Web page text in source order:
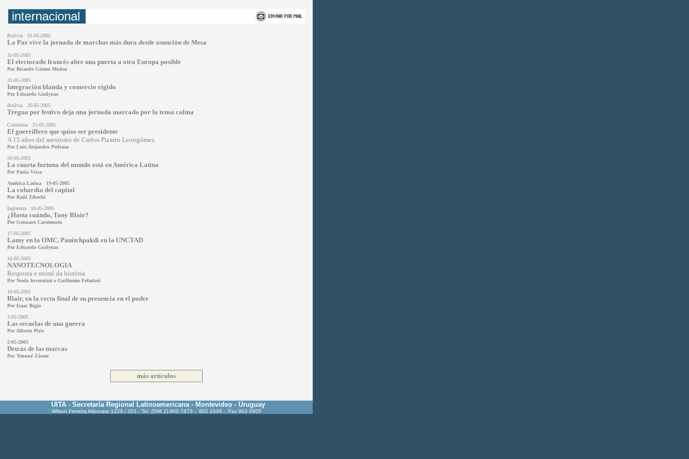
internacional
Bolivia 31-05-2005
La Paz vive la jornada de marchas más dura desde asunción de Mesa
31-05-2005
El electorado francés abre una puerta a otra Europa posible
Por Ricardo Gómez Muñoz
31-05-2005
Integración blanda y comercio rígido
Por Eduardo Gudynas
Bolivia 26-05-2005
Tregua por festivo deja una jornada marcada por la tensa calma
Colombia 25-05-2005
El guerrillero que quiso ser presidente
A 15 años del asesinato de Carlos Pizarro Leongómez
Por Luis Alejandro Pedraza
20-05-2005
La cuarta fortuna del mundo está en América Latina
PorPaola Visca
América Latina 19-05-2005
La cobardía del capital
PorRaúl Zibechi
Inglaterra 18-05-2005
¿Hasta cuándo, Tony Blair?
Por Gennaro Carotenuto
17-05-2005
Lamy en la OMC, Panitchpakdi en la UNCTAD
Por Eduardo Gudynas
16-05-2005
NANOTECNOLOGIA
Resposta e moral da história
Por Noela Invernizzi e Guillermo Foladori
10-05-2005
Blair, en la recta final de su presencia en el poder
PorIsaac Bigio
3-05-2005
Las secuelas de una guerra
PorAlberto Piris
2-05-2005
Detrás de las marcas
Por Yennué Zárate
más artículos
UITA - Secretaría Regional Latinoamericana - Montevideo - Uruguay
Wilson Ferreira Aldunate 1229 / 201 - Tel. (598 2) 900 7473 - 902 1048 - Fax 903 0905